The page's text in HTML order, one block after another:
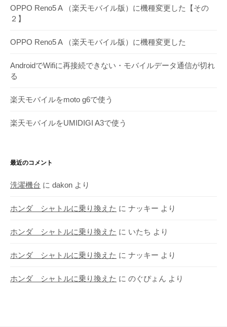
イ
ブ
OPPO Reno5 A （楽天モバイル版）に機種変更した【その
２】
OPPO Reno5 A （楽天モバイル版）に機種変更した
AndroidでWifiに再接続できない・モバイルデータ通信が切れ
る
楽天モバイルをmoto g6で使う
楽天モバイルをUMIDIGI A3で使う
最近のコメント
洗濯機台 に dakon より
ホンダ シャトルに乗り換えた に ナッキー より
ホンダ シャトルに乗り換えた に いたち より
ホンダ シャトルに乗り換えた に ナッキー より
ホンダ シャトルに乗り換えた に のぐぴょん より